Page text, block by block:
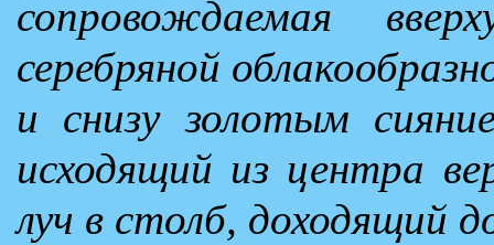
сопровождаемая
серебряной
и снизу золотым
исходящий из центра
луч в столб, доходящий